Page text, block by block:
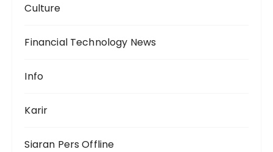
Culture
Financial Technology News
Info
Karir
Siaran Pers Offline